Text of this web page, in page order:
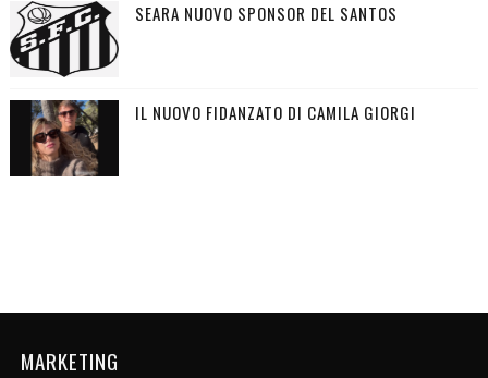
SEARA NUOVO SPONSOR DEL SANTOS
IL NUOVO FIDANZATO DI CAMILA GIORGI
MARKETING